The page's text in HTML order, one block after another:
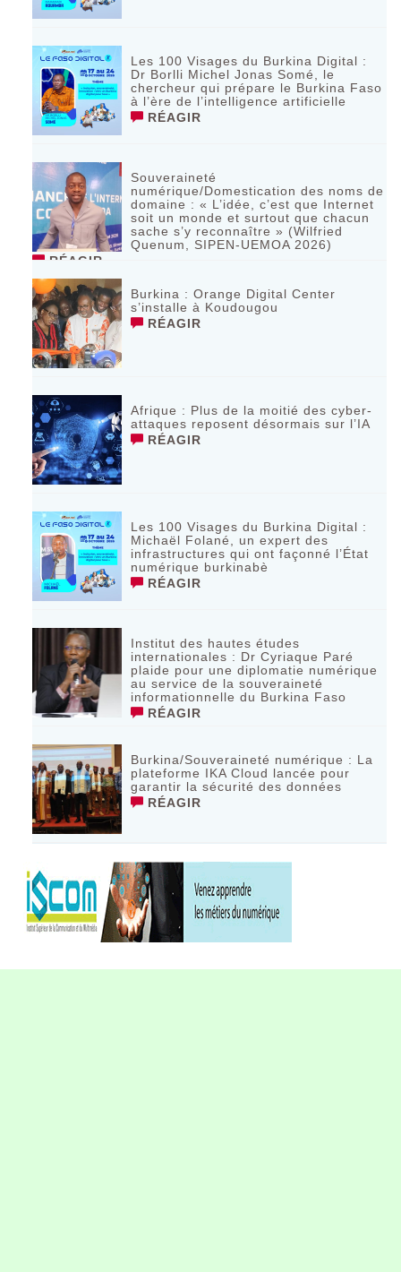
Les 100 Visages du Burkina Digital :
Dr Borlli Michel Jonas Somé, le
chercheur qui prépare le Burkina Faso
à l’ère de l’intelligence artificielle
RÉAGIR
Souveraineté
numérique/Domestication des noms de
domaine : « L’idée, c’est que Internet
soit un monde et surtout que chacun
sache s’y reconnaître » (Wilfried
Quenum, SIPEN-UEMOA 2026)
RÉAGIR
Burkina : Orange Digital Center
s’installe à Koudougou
RÉAGIR
Afrique : Plus de la moitié des cyber-
attaques reposent désormais sur l’IA
RÉAGIR
Les 100 Visages du Burkina Digital :
Michaël Folané, un expert des
infrastructures qui ont façonné l’État
numérique burkinabè
RÉAGIR
Institut des hautes études
internationales : Dr Cyriaque Paré
plaide pour une diplomatie numérique
au service de la souveraineté
informationnelle du Burkina Faso
RÉAGIR
Burkina/Souveraineté numérique : La
plateforme IKA Cloud lancée pour
garantir la sécurité des données
RÉAGIR